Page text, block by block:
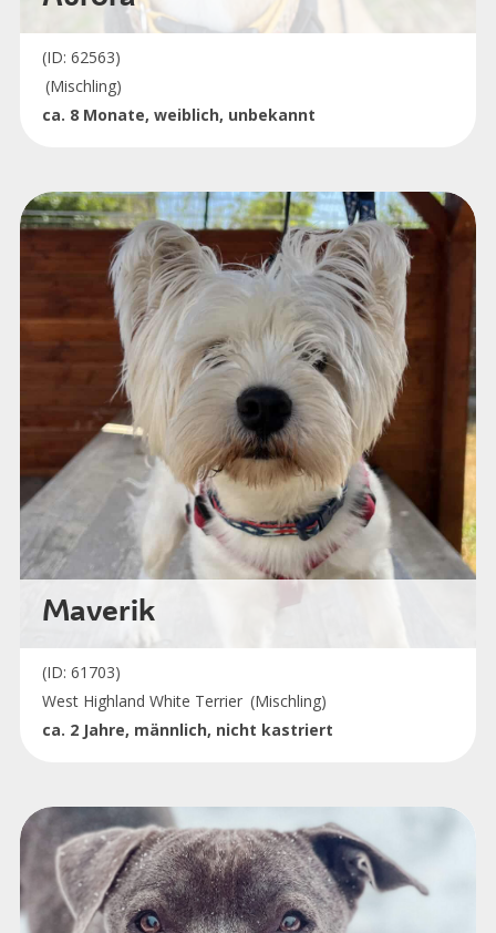
(ID: 62563)
(Mischling)
ca. 8 Monate, weiblich, unbekannt
Maverik
(ID: 61703)
West Highland White Terrier (Mischling)
ca. 2 Jahre, männlich, nicht kastriert